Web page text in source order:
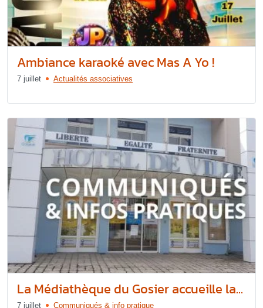
Ambiance karaoké avec Mas A Yo !
7 juillet Actualités associatives
La Médiathèque du Gosier accueille la...
7 juillet Communiqués & info pratique